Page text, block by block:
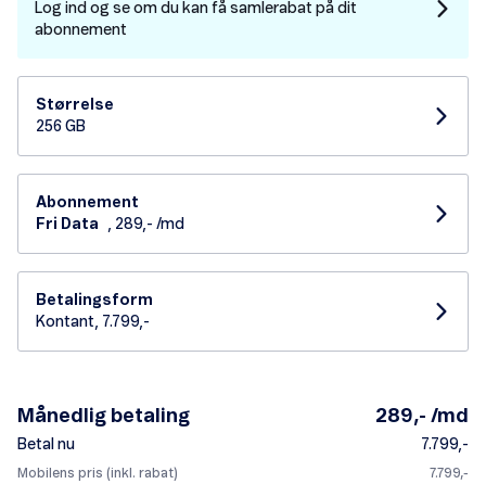
Log ind og se om du kan få samlerabat på dit
abonnement
Størrelse
256 GB
Abonnement
Fri Data
, 289,- /md
Betalingsform
Kontant, 7.799,-
Månedlig betaling 289,- /md
Betal nu 7.799,-
Mobilens pris (inkl. rabat)
7.799,-